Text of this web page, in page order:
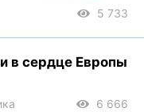
5 733
в сердце Европы
6 666